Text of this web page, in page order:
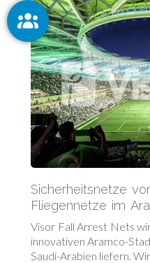
Sicherheitsnetze
Fliegennetze im
Arabien
Visor Fall Arrest Nets
innovativen Aramco-
Saudi-Arabien liefern.